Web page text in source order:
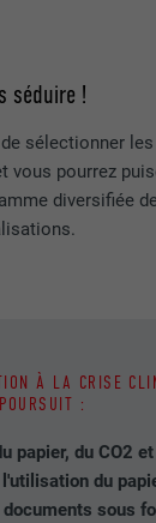
séduire !
sélectionner
vous pourrez
diversifiée
À LA CRISE
:
papier, du CO2
du
sous